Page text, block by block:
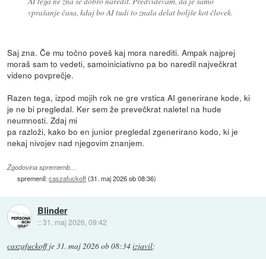
vprašanje časa, kdaj bo AI tudi to znala delat boljše kot človek.
Saj zna. Če mu točno poveš kaj mora narediti. Ampak najprej
moraš sam to vedeti, samoiniciativno pa bo naredil največkrat
videno povprečje.
Razen tega, izpod mojih rok ne gre vrstica AI generirane kode, ki
je ne bi pregledal. Ker sem že prevečkrat naletel na hude
neumnosti. Zdaj mi
pa razloži, kako bo en junior pregledal zgenerirano kodo, ki je
nekaj nivojev nad njegovim znanjem.
Zgodovina sprememb…
spremenil:caszafuckoff(31. maj 2026 ob 08:36)
Blinder
::31. maj 2026, 09:42
caszafuckoffje31. maj 2026 ob 08:34izjavil: